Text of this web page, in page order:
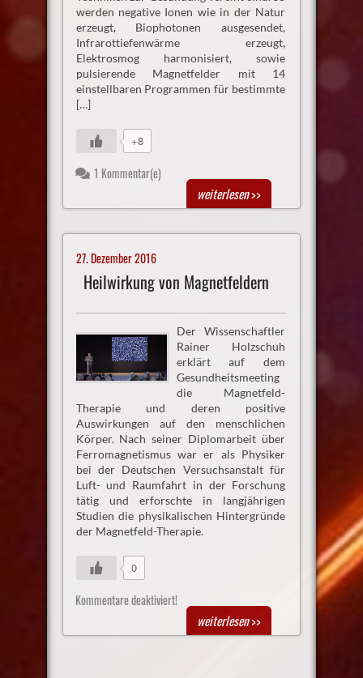
werden negative Ionen wie in der Natur
erzeugt, Biophotonen ausgesendet,
Infrarottiefenwärme erzeugt,
Elektrosmog harmonisiert, sowie
pulsierende Magnetfelder mit 14
einstellbaren Programmen für bestimmte
[…]
+8
1 Kommentar(e)
weiterlesen>>
27. Dezember 2016
Heilwirkung von Magnetfeldern
Der Wissenschaftler
Rainer Holzschuh
erklärt auf dem
Gesundheitsmeeting
die Magnetfeld-
Therapie und deren positive
Auswirkungen auf den menschlichen
Körper. Nach seiner Diplomarbeit über
Ferromagnetismus war er als Physiker
bei der Deutschen Versuchsanstalt für
Luft- und Raumfahrt in der Forschung
tätig und erforschte in langjährigen
Studien die physikalischen Hintergründe
der Magnetfeld-Therapie.
0
Kommentare deaktiviert!
weiterlesen>>